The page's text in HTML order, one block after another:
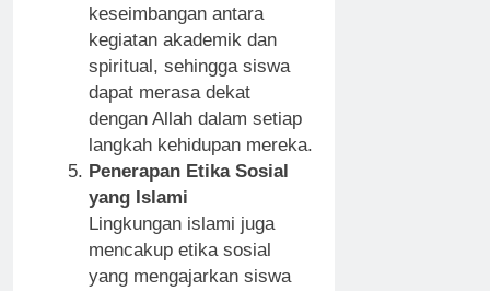
keseimbangan antara
kegiatan akademik dan
spiritual, sehingga siswa
dapat merasa dekat
dengan Allah dalam setiap
langkah kehidupan mereka.
Penerapan Etika Sosial
yang Islami
Lingkungan islami juga
mencakup etika sosial
yang mengajarkan siswa